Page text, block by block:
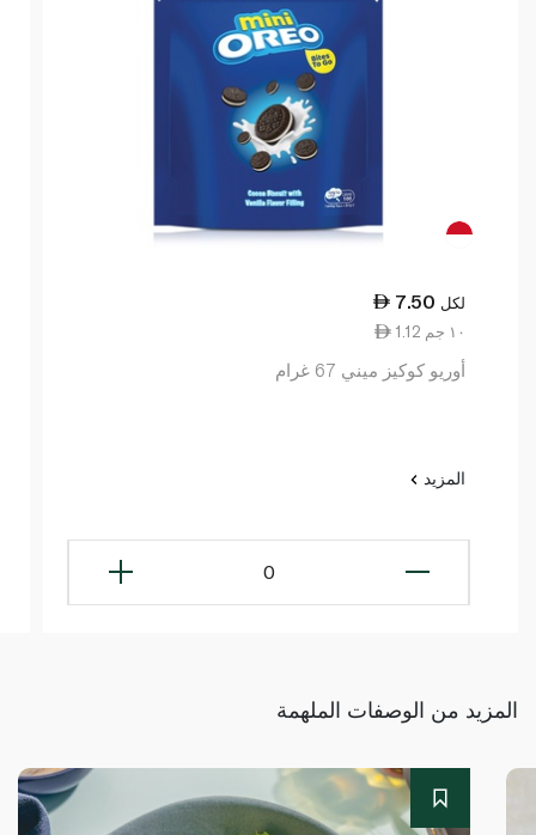
7.50 لكل
1.12 ١٠ جم
أوريو كوكيز ميني 67 غرام
المزيد
0
المزيد من الوصفات الملهمة